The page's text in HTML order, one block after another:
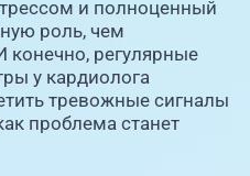
и полноценный
роль, чем
конечно, регулярные
у кардиолога
тревожные сигналы
проблема станет